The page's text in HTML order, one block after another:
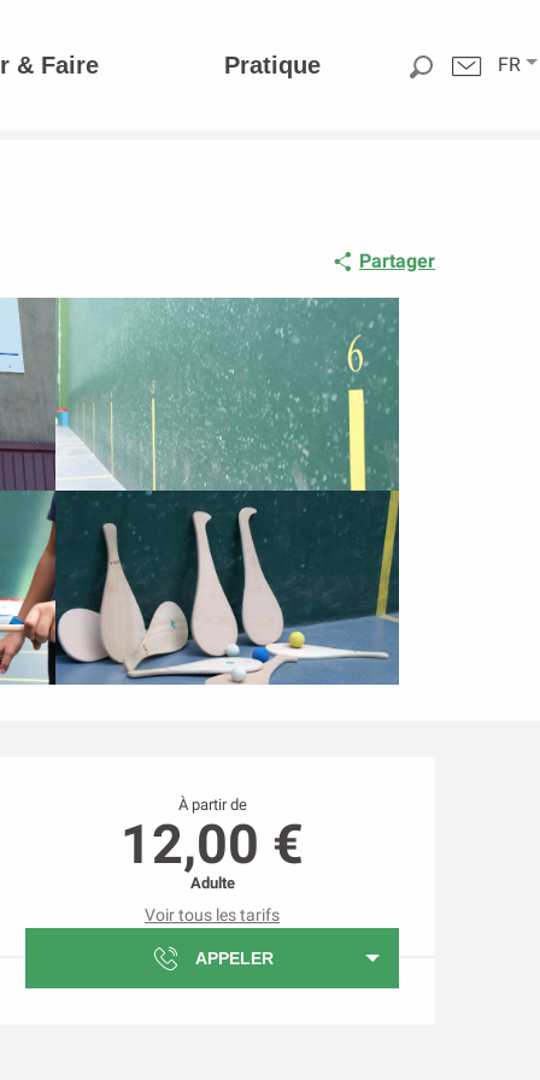
FR
& Faire Pratique
Partager
À partir de
12,00 €
Adulte
Voir tous les tarifs
APPELER